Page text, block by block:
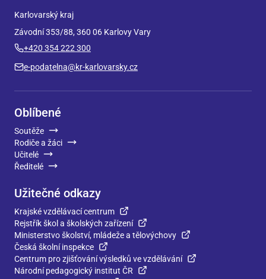
Karlovarský kraj
Závodní 353/88, 360 06 Karlovy Vary
+420 354 222 300
e-podatelna@kr-karlovarsky.cz
Oblíbené
Soutěže
Rodiče a žáci
Učitelé
Ředitelé
Užitečné odkazy
Krajské vzdělávací centrum
Rejstřík škol a školských zařízení
Ministerstvo školství, mládeže a tělovýchovy
Česká školní inspekce
Centrum pro zjišťování výsledků ve vzdělávání
Národní pedagogický institut ČR